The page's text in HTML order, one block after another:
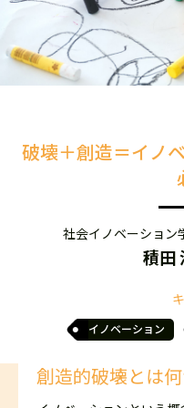
破壊＋創造＝イノ
社会イノベーション
積田
イノベーション
創造的破壊とは